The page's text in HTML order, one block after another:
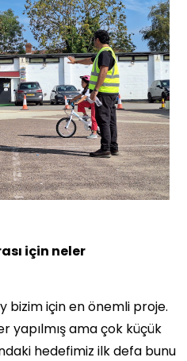
için neler
bizim için en önemli proje.
yapılmış ama çok küçük
hedefimiz ilk defa bunu